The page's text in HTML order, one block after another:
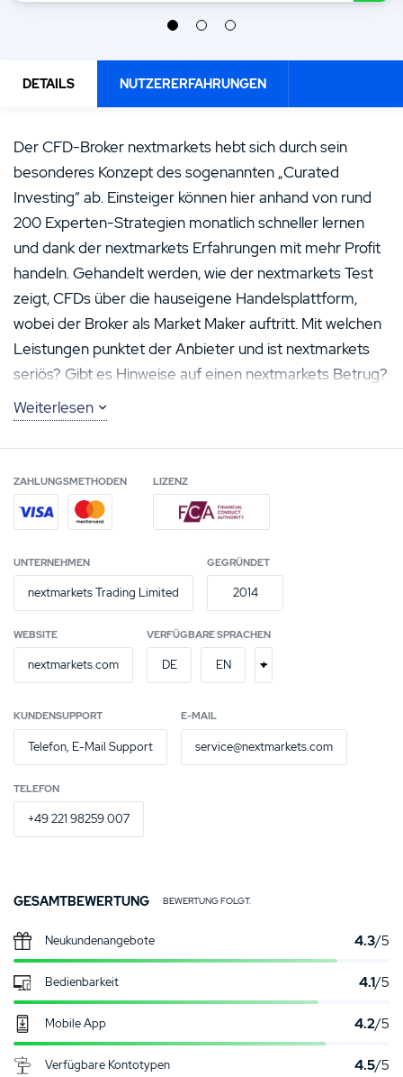
DETAILS NUTZERERFAHRUNGEN
Der CFD-Broker nextmarkets hebt sich durch sein
besonderes Konzept des sogenannten „Curated
Investing“ ab. Einsteiger können hier anhand von rund
200 Experten-Strategien monatlich schneller lernen
und dank der nextmarkets Erfahrungen mit mehr Profit
handeln. Gehandelt werden, wie der nextmarkets Test
zeigt, CFDs über die hauseigene Handelsplattform,
wobei der Broker als Market Maker auftritt. Mit welchen
Leistungen punktet der Anbieter und ist nextmarkets
seriös? Gibt es Hinweise auf einen nextmarkets Betrug?
deutsches FinTech mit maltesischer Regulierung
Investing handeln
+ Wettbewerbsfähige Spreads
+ Demokonto und Trading Akademie
– Mindesteinlage von 500 Euro
Weiterlesen
ZAHLUNGSMETHODEN LIZENZ
UNTERNEHMEN
nextmarkets Trading Limited
GEGRÜNDET
2014
WEBSITE
nextmarkets.com
VERFÜGBARE SPRACHEN
DE EN +
KUNDENSUPPORT
Telefon, E-Mail Support
E-MAIL
service@nextmarkets.com
TELEFON
+49 221 98259 007
GESAMTBEWERTUNG BEWERTUNG FOLGT.
Neukunden­angebote 4.3/5
Bedienbarkeit 4.1/5
Mobile App 4.2/5
Verfügbare Kontotypen 4.5/5